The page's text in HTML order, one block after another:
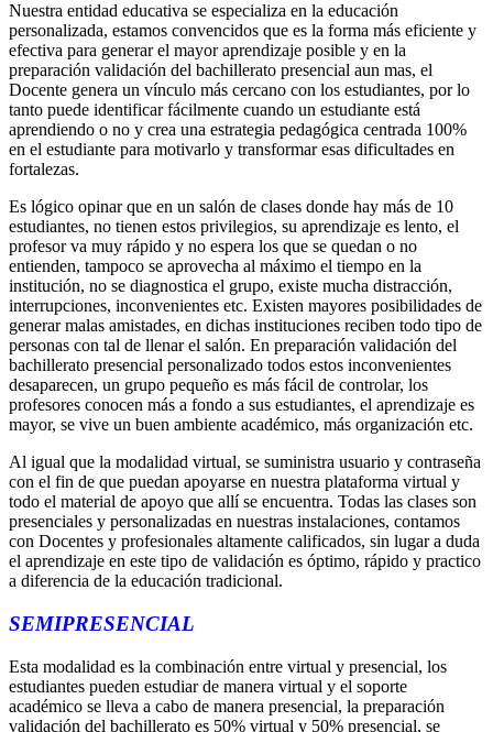
Nuestra entidad educativa se especializa en la educación
personalizada, estamos convencidos que es la forma más eficiente y
efectiva para generar el mayor aprendizaje posible y en la
preparación validación del bachillerato presencial aun mas, el
Docente genera un vínculo más cercano con los estudiantes, por lo
tanto puede identificar fácilmente cuando un estudiante está
aprendiendo o no y crea una estrategia pedagógica centrada 100%
en el estudiante para motivarlo y transformar esas dificultades en
fortalezas.
Es lógico opinar que en un salón de clases donde hay más de 10
estudiantes, no tienen estos privilegios, su aprendizaje es lento, el
profesor va muy rápido y no espera los que se quedan o no
entienden, tampoco se aprovecha al máximo el tiempo en la
institución, no se diagnostica el grupo, existe mucha distracción,
interrupciones, inconvenientes etc. Existen mayores posibilidades de
generar malas amistades, en dichas instituciones reciben todo tipo de
personas con tal de llenar el salón. En preparación validación del
bachillerato presencial personalizado todos estos inconvenientes
desaparecen, un grupo pequeño es más fácil de controlar, los
profesores conocen más a fondo a sus estudiantes, el aprendizaje es
mayor, se vive un buen ambiente académico, más organización etc.
Al igual que la modalidad virtual, se suministra usuario y contraseña
con el fin de que puedan apoyarse en nuestra plataforma virtual y
todo el material de apoyo que allí se encuentra. Todas las clases son
presenciales y personalizadas en nuestras instalaciones, contamos
con Docentes y profesionales altamente calificados, sin lugar a duda
el aprendizaje en este tipo de validación es óptimo, rápido y practico
a diferencia de la educación tradicional.
SEMIPRESENCIAL
Esta modalidad es la combinación entre virtual y presencial, los
estudiantes pueden estudiar de manera virtual y el soporte
académico se lleva a cabo de manera presencial, la preparación
validación del bachillerato es 50% virtual y 50% presencial, se